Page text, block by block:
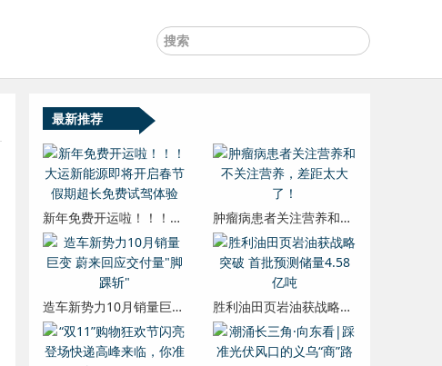
最新推荐
新年免费开运啦！！！大运新能源即将开启春节假期超长免费试驾体验 肿瘤病患者关注营养和不关注营养，差距太大了！
造车新势力10月销量巨变 蔚来回应交付量"脚踝斩" 胜利油田页岩油获战略突破 首批预测储量4.58亿吨